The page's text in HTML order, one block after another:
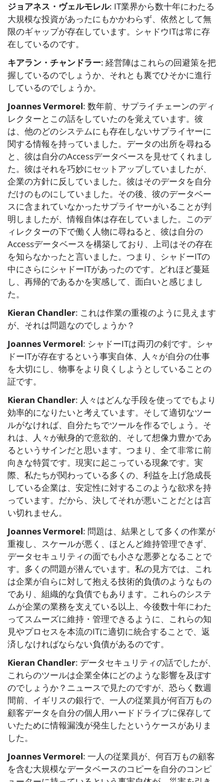
ジョアネス・ヴェルモレル: IT業界から数十年にわたる
大規模な投資があったにもかかわらず、依然として無
限のギャップが存在しています。シャドウITは常に存
在しているのです。
キアラン・チャンドラー: 経営陣はこれらの回避策を把
握しているのでしょうか、それとも裏でひそかに進行
しているのでしょうか。
Joannes Vermorel: 数年前、サプライチェーンのディ
レクターとこの話をしていたのを覚えています。彼
は、他のどのシステムにも存在しないサプライヤーに
関する情報を持っていました。データの出所を尋ねる
と、彼は自分のAccessデータベースを見せてくれまし
た。彼はそれを巧妙にセットアップしていましたが、
企業の方針に反していました。彼はそのデータを自分
だけのものにしていました。その後、彼のデータベー
スに含まれていなかったサプライヤーがいることが判
明しましたが、情報自体は存在していました。このデ
ィレクターの下で働く人物に尋ねると、彼は自分の
Accessデータベースを構築しており、上司はその存在
を知らなかったと言いました。つまり、シャドーITの
中にさらにシャドーITがあったのです。どれほど蔓延
し、再帰的であるかを実感して、面白いと感じまし
た。
Kieran Chandler: これは作業の重複のように見えます
が、それは問題なのでしょうか？
Joannes Vermorel: シャドーITは両刃の剣です。シャ
ドーITが存在するという事実自体、人々が自分の仕事
を大切にし、物事をより良くしようとしていることの
証です。
Kieran Chandler: 人々はどんな手段を使ってでもより
効率的になりたいと考えています。そして適切なツー
ルがなければ、自分たちでツールを作るでしょう。そ
れは、人々が献身的で意欲的、そして想像力豊かであ
るというサインだと思います。つまり、全て非常に前
向きな特質です。現実に起こっている現象です。実
際、私たちが関わっている多くの、利益を上げ急成長
している企業は、安定性に対するこのような欲求を持
っています。だから、決してそれが悪いことだとは言
い切れません。
Joannes Vermorel: 問題は、結果として多くの作業が
重複し、スケールが悪く、ほとんど維持管理できず、
データセキュリティの面でも小さな悪夢となることで
す。多くの問題が潜んでいます。私の見方では、これ
は企業が自らに対して抱える技術的負債のようなもの
であり、組織的な負債でもあります。これらのシステ
ムが企業の業務を支えている以上、今後数十年にわた
ってスムーズに維持・管理できるように、これらの知
見やプロセスを本流のITに適切に統合することで、返
済しなければならない負債があるのです。
Kieran Chandler: データセキュリティの話でしたが、
これらのツールは企業全体にどのような影響を及ぼす
のでしょうか？ニュースで見たのですが、恐らく数週
間前、イギリスの銀行で、一人の従業員が何百万もの
顧客データを自分の個人用ハードドライブに保存して
いたために情報漏洩が発生したというケースがありま
した。
Joannes Vermorel: 一人の従業員が、何百万もの顧客
を含む大規模なデータベースのコピーを自分のコンピ